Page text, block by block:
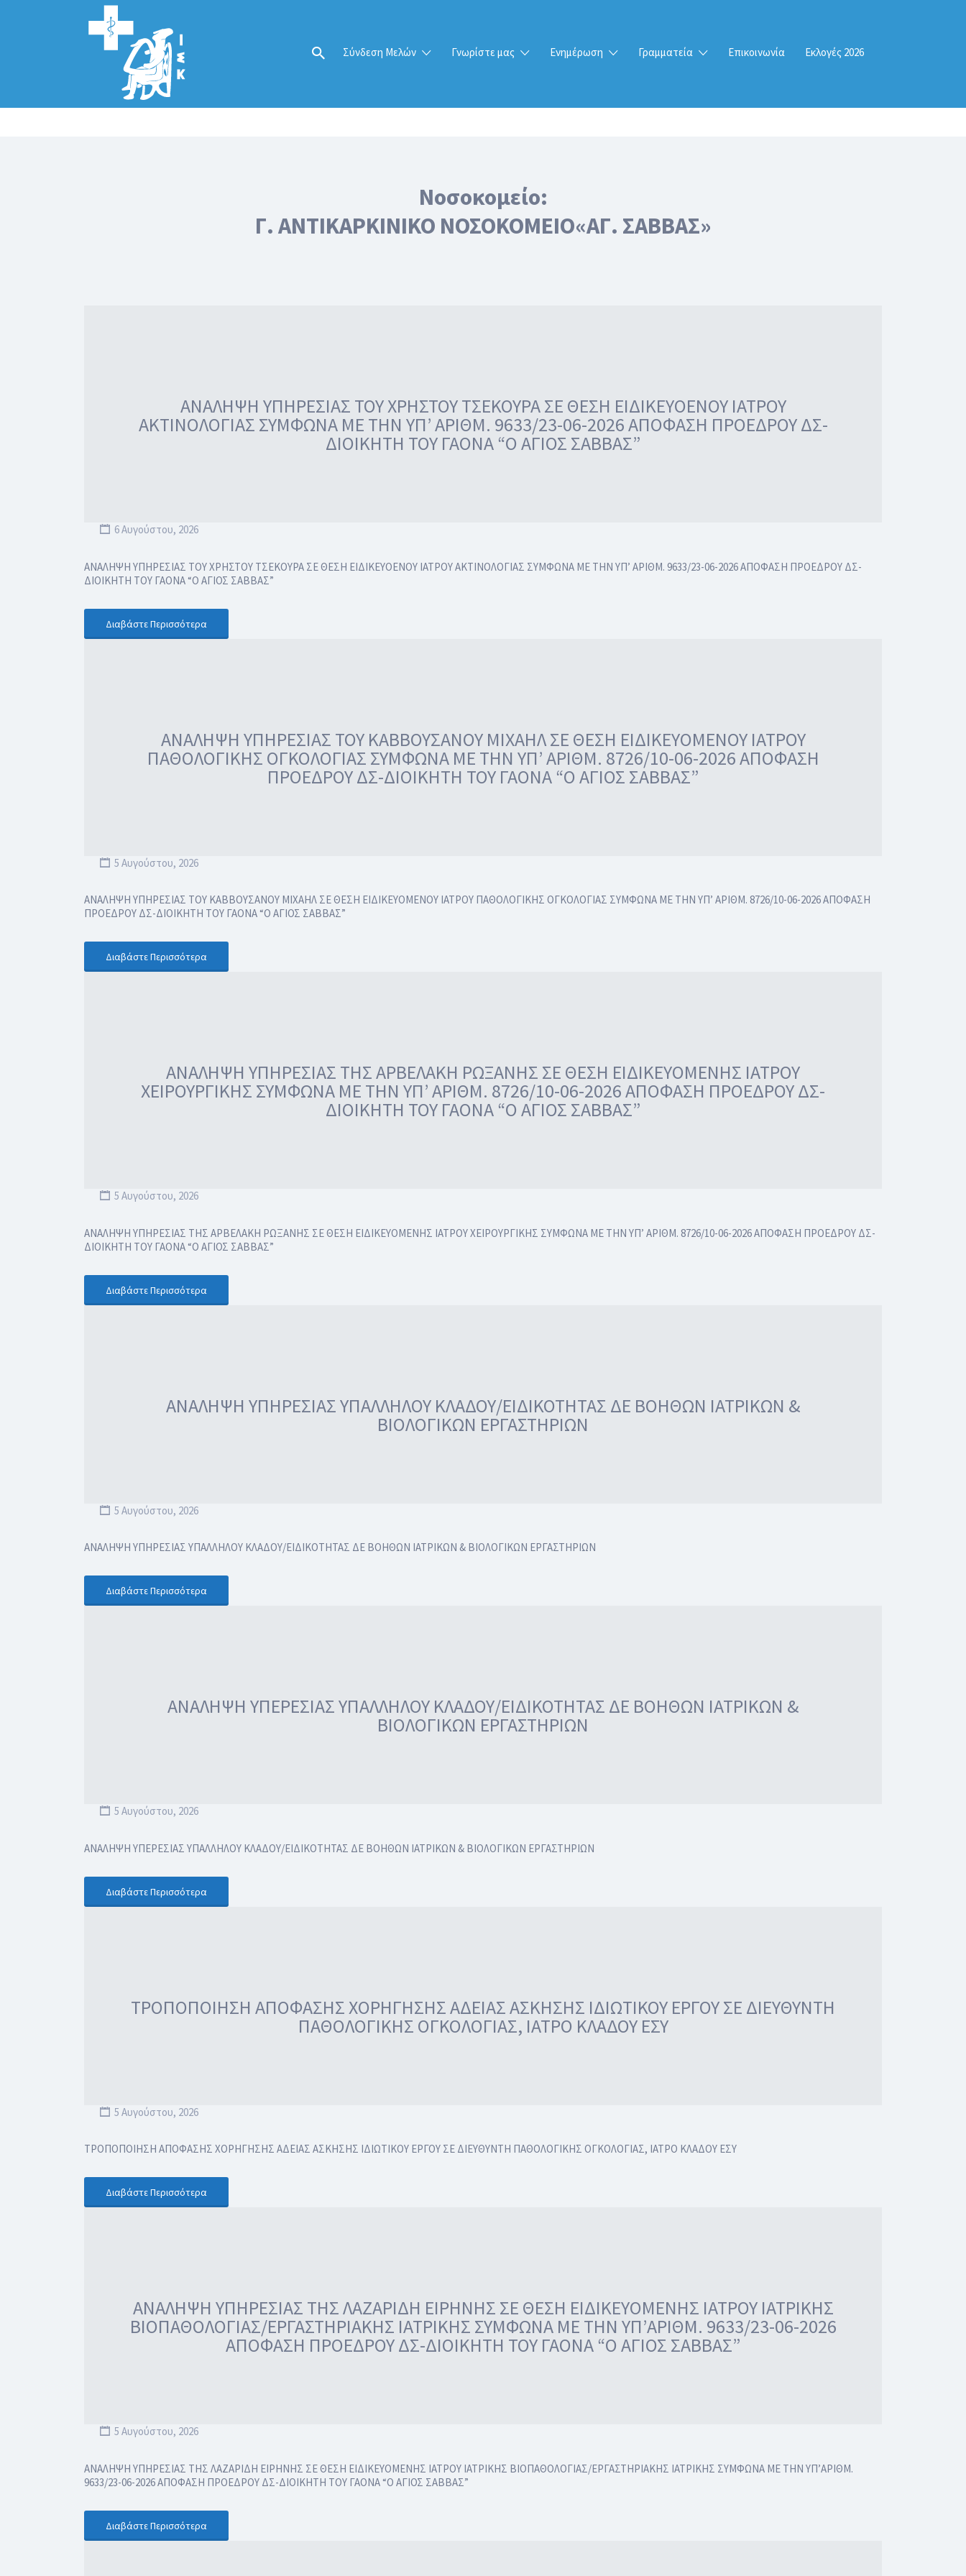
Σύνδεση Μελών Γνωρίστε μας Ενημέρωση Γραμματεία Επικοινωνία Εκλογές 2026
Αναζήτηση
για:
Νοσοκομείο:
Γ. ΑΝΤΙΚΑΡΚΙΝΙΚΟ ΝΟΣΟΚΟΜΕΙΟ«ΑΓ. ΣΑΒΒΑΣ»
ΑΝΑΛΗΨΗ ΥΠΗΡΕΣΙΑΣ ΤΟΥ ΧΡΗΣΤΟΥ ΤΣΕΚΟΥΡΑ ΣΕ ΘΕΣΗ ΕΙΔΙΚΕΥΟΕΝΟΥ ΙΑΤΡΟΥ
ΑΚΤΙΝΟΛΟΓΙΑΣ ΣΥΜΦΩΝΑ ΜΕ ΤΗΝ ΥΠ’ ΑΡΙΘΜ. 9633/23-06-2026 ΑΠΟΦΑΣΗ ΠΡΟΕΔΡΟΥ ΔΣ-
ΔΙΟΙΚΗΤΗ ΤΟΥ ΓΑΟΝΑ “Ο ΑΓΙΟΣ ΣΑΒΒΑΣ”
6 Αυγούστου, 2026
ΑΝΑΛΗΨΗ ΥΠΗΡΕΣΙΑΣ ΤΟΥ ΧΡΗΣΤΟΥ ΤΣΕΚΟΥΡΑ ΣΕ ΘΕΣΗ ΕΙΔΙΚΕΥΟΕΝΟΥ ΙΑΤΡΟΥ ΑΚΤΙΝΟΛΟΓΙΑΣ ΣΥΜΦΩΝΑ ΜΕ ΤΗΝ ΥΠ’ ΑΡΙΘΜ. 9633/23-06-2026 ΑΠΟΦΑΣΗ ΠΡΟΕΔΡΟΥ ΔΣ-
ΔΙΟΙΚΗΤΗ ΤΟΥ ΓΑΟΝΑ “Ο ΑΓΙΟΣ ΣΑΒΒΑΣ”
Διαβάστε Περισσότερα
ΑΝΑΛΗΨΗ ΥΠΗΡΕΣΙΑΣ ΤΟΥ ΚΑΒΒΟΥΣΑΝΟΥ ΜΙΧΑΗΛ ΣΕ ΘΕΣΗ ΕΙΔΙΚΕΥΟΜΕΝΟΥ ΙΑΤΡΟΥ
ΠΑΘΟΛΟΓΙΚΗΣ ΟΓΚΟΛΟΓΙΑΣ ΣΥΜΦΩΝΑ ΜΕ ΤΗΝ ΥΠ’ ΑΡΙΘΜ. 8726/10-06-2026 ΑΠΟΦΑΣΗ
ΠΡΟΕΔΡΟΥ ΔΣ-ΔΙΟΙΚΗΤΗ ΤΟΥ ΓΑΟΝΑ “Ο ΑΓΙΟΣ ΣΑΒΒΑΣ”
5 Αυγούστου, 2026
ΑΝΑΛΗΨΗ ΥΠΗΡΕΣΙΑΣ ΤΟΥ ΚΑΒΒΟΥΣΑΝΟΥ ΜΙΧΑΗΛ ΣΕ ΘΕΣΗ ΕΙΔΙΚΕΥΟΜΕΝΟΥ ΙΑΤΡΟΥ ΠΑΘΟΛΟΓΙΚΗΣ ΟΓΚΟΛΟΓΙΑΣ ΣΥΜΦΩΝΑ ΜΕ ΤΗΝ ΥΠ’ ΑΡΙΘΜ. 8726/10-06-2026 ΑΠΟΦΑΣΗ
ΠΡΟΕΔΡΟΥ ΔΣ-ΔΙΟΙΚΗΤΗ ΤΟΥ ΓΑΟΝΑ “Ο ΑΓΙΟΣ ΣΑΒΒΑΣ”
Διαβάστε Περισσότερα
ΑΝΑΛΗΨΗ ΥΠΗΡΕΣΙΑΣ ΤΗΣ ΑΡΒΕΛΑΚΗ ΡΩΞΑΝΗΣ ΣΕ ΘΕΣΗ ΕΙΔΙΚΕΥΟΜΕΝΗΣ ΙΑΤΡΟΥ
ΧΕΙΡΟΥΡΓΙΚΗΣ ΣΥΜΦΩΝΑ ΜΕ ΤΗΝ ΥΠ’ ΑΡΙΘΜ. 8726/10-06-2026 ΑΠΟΦΑΣΗ ΠΡΟΕΔΡΟΥ ΔΣ-
ΔΙΟΙΚΗΤΗ ΤΟΥ ΓΑΟΝΑ “Ο ΑΓΙΟΣ ΣΑΒΒΑΣ”
5 Αυγούστου, 2026
ΑΝΑΛΗΨΗ ΥΠΗΡΕΣΙΑΣ ΤΗΣ ΑΡΒΕΛΑΚΗ ΡΩΞΑΝΗΣ ΣΕ ΘΕΣΗ ΕΙΔΙΚΕΥΟΜΕΝΗΣ ΙΑΤΡΟΥ ΧΕΙΡΟΥΡΓΙΚΗΣ ΣΥΜΦΩΝΑ ΜΕ ΤΗΝ ΥΠ’ ΑΡΙΘΜ. 8726/10-06-2026 ΑΠΟΦΑΣΗ ΠΡΟΕΔΡΟΥ ΔΣ-
ΔΙΟΙΚΗΤΗ ΤΟΥ ΓΑΟΝΑ “Ο ΑΓΙΟΣ ΣΑΒΒΑΣ”
Διαβάστε Περισσότερα
ΑΝΑΛΗΨΗ ΥΠΗΡΕΣΙΑΣ ΥΠΑΛΛΗΛΟΥ ΚΛΑΔΟΥ/ΕΙΔΙΚΟΤΗΤΑΣ ΔΕ ΒΟΗΘΩΝ ΙΑΤΡΙΚΩΝ &
ΒΙΟΛΟΓΙΚΩΝ ΕΡΓΑΣΤΗΡΙΩΝ
5 Αυγούστου, 2026
ΑΝΑΛΗΨΗ ΥΠΗΡΕΣΙΑΣ ΥΠΑΛΛΗΛΟΥ ΚΛΑΔΟΥ/ΕΙΔΙΚΟΤΗΤΑΣ ΔΕ ΒΟΗΘΩΝ ΙΑΤΡΙΚΩΝ & ΒΙΟΛΟΓΙΚΩΝ ΕΡΓΑΣΤΗΡΙΩΝ
Διαβάστε Περισσότερα
ΑΝΑΛΗΨΗ ΥΠΕΡΕΣΙΑΣ ΥΠΑΛΛΗΛΟΥ ΚΛΑΔΟΥ/ΕΙΔΙΚΟΤΗΤΑΣ ΔΕ ΒΟΗΘΩΝ ΙΑΤΡΙΚΩΝ &
ΒΙΟΛΟΓΙΚΩΝ ΕΡΓΑΣΤΗΡΙΩΝ
5 Αυγούστου, 2026
ΑΝΑΛΗΨΗ ΥΠΕΡΕΣΙΑΣ ΥΠΑΛΛΗΛΟΥ ΚΛΑΔΟΥ/ΕΙΔΙΚΟΤΗΤΑΣ ΔΕ ΒΟΗΘΩΝ ΙΑΤΡΙΚΩΝ & ΒΙΟΛΟΓΙΚΩΝ ΕΡΓΑΣΤΗΡΙΩΝ
Διαβάστε Περισσότερα
ΤΡΟΠΟΠΟΙΗΣΗ ΑΠΟΦΑΣΗΣ ΧΟΡΗΓΗΣΗΣ ΑΔΕΙΑΣ ΑΣΚΗΣΗΣ ΙΔΙΩΤΙΚΟΥ ΕΡΓΟΥ ΣΕ ΔΙΕΥΘΥΝΤΗ
ΠΑΘΟΛΟΓΙΚΗΣ ΟΓΚΟΛΟΓΙΑΣ, ΙΑΤΡΟ ΚΛΑΔΟΥ ΕΣΥ
5 Αυγούστου, 2026
ΤΡΟΠΟΠΟΙΗΣΗ ΑΠΟΦΑΣΗΣ ΧΟΡΗΓΗΣΗΣ ΑΔΕΙΑΣ ΑΣΚΗΣΗΣ ΙΔΙΩΤΙΚΟΥ ΕΡΓΟΥ ΣΕ ΔΙΕΥΘΥΝΤΗ ΠΑΘΟΛΟΓΙΚΗΣ ΟΓΚΟΛΟΓΙΑΣ, ΙΑΤΡΟ ΚΛΑΔΟΥ ΕΣΥ
Διαβάστε Περισσότερα
ΑΝΑΛΗΨΗ ΥΠΗΡΕΣΙΑΣ ΤΗΣ ΛΑΖΑΡΙΔΗ ΕΙΡΗΝΗΣ ΣΕ ΘΕΣΗ ΕΙΔΙΚΕΥΟΜΕΝΗΣ ΙΑΤΡΟΥ ΙΑΤΡΙΚΗΣ
ΒΙΟΠΑΘΟΛΟΓΙΑΣ/ΕΡΓΑΣΤΗΡΙΑΚΗΣ ΙΑΤΡΙΚΗΣ ΣΥΜΦΩΝΑ ΜΕ ΤΗΝ ΥΠ’ΑΡΙΘΜ. 9633/23-06-2026
ΑΠΟΦΑΣΗ ΠΡΟΕΔΡΟΥ ΔΣ-ΔΙΟΙΚΗΤΗ ΤΟΥ ΓΑΟΝΑ “Ο ΑΓΙΟΣ ΣΑΒΒΑΣ”
5 Αυγούστου, 2026
ΑΝΑΛΗΨΗ ΥΠΗΡΕΣΙΑΣ ΤΗΣ ΛΑΖΑΡΙΔΗ ΕΙΡΗΝΗΣ ΣΕ ΘΕΣΗ ΕΙΔΙΚΕΥΟΜΕΝΗΣ ΙΑΤΡΟΥ ΙΑΤΡΙΚΗΣ ΒΙΟΠΑΘΟΛΟΓΙΑΣ/ΕΡΓΑΣΤΗΡΙΑΚΗΣ ΙΑΤΡΙΚΗΣ ΣΥΜΦΩΝΑ ΜΕ ΤΗΝ ΥΠ’ΑΡΙΘΜ.
9633/23-06-2026 ΑΠΟΦΑΣΗ ΠΡΟΕΔΡΟΥ ΔΣ-ΔΙΟΙΚΗΤΗ ΤΟΥ ΓΑΟΝΑ “Ο ΑΓΙΟΣ ΣΑΒΒΑΣ”
Διαβάστε Περισσότερα